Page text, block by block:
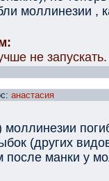
моллинезии ,
не запускать.
анастасия
моллинезии
(других
после манки у